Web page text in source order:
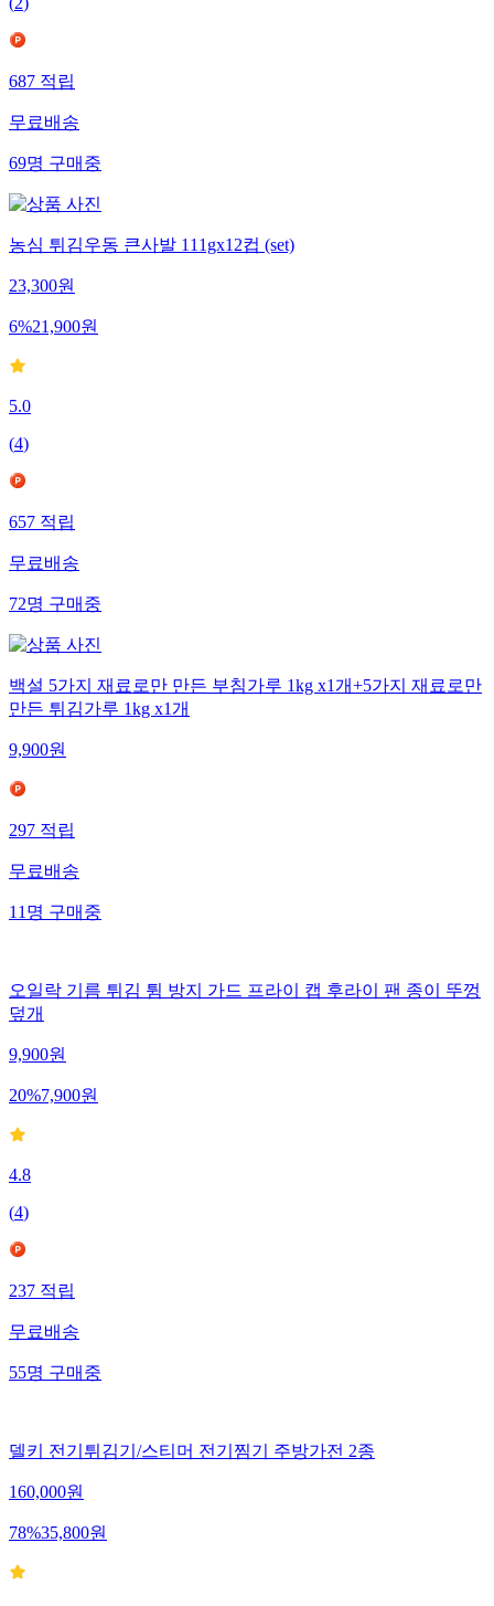
687 적립
무료배송
69명 구매중
농심 튀김우동 큰사발 111gx12컵 (set)
23,300원
6%21,900원
5.0
(4)
657 적립
무료배송
72명 구매중
백설 5가지 재료로만 만든 부침가루 1kg x1개+5가지 재료로만
만든 튀김가루 1kg x1개
9,900원
297 적립
무료배송
11 명 구매중
오일락 기름 튀김 튐 방지 가드 프라이 캡 후라이 팬 종이 뚜껑
덮개
9,900원
20%7,900원
4.8
(4)
237적립
무료배송
55명구매중
델키 전기튀김기/스티머 전기찜기 주방가전 2종
160,000원
78%35,800원